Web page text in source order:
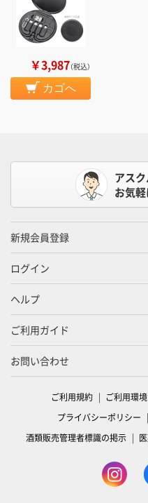
￥3,987（税込）
カゴへ
アス
お気軽
新規会員登録
ログイン
ヘルプ
ご利用ガイド
お問い合わせ
ご利用規約 ご利用環
プライバシーポリシー
酒類販売管理者標識の掲示